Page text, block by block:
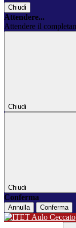
Chiudi
Attendere...
Attendere il
Chiudi
Chiudi
Conferma
Annulla Conferma